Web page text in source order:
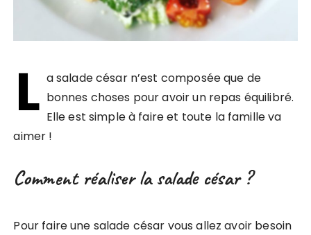
L a salade césar n’est composée que de
bonnes choses pour avoir un repas équilibré.
Elle est simple à faire et toute la famille va
aimer !
Comment réaliser la salade césar ?
Pour faire une salade césar vous allez avoir besoin